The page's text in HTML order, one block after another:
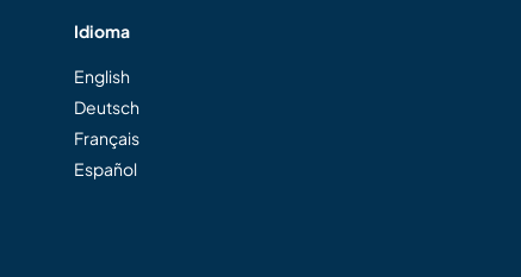
Idioma
English
Deutsch
Français
Español